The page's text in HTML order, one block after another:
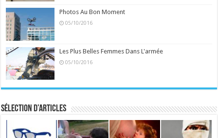
Photos Au Bon Moment
05/10/2016
Les Plus Belles Femmes Dans L'armée
05/10/2016
Sélection d’articles